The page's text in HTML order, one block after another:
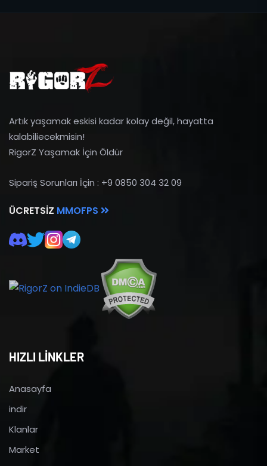
Artık yaşamak eskisi kadar kolay değil, hayatta
kalabiliecekmisin!
RigorZ Yaşamak İçin Öldür
Sipariş Sorunları İçin : +9 0850 304 32 09
ÜCRETSIZ MMOFPS
HIZLI LİNKLER
Anasayfa
indir
Klanlar
Market